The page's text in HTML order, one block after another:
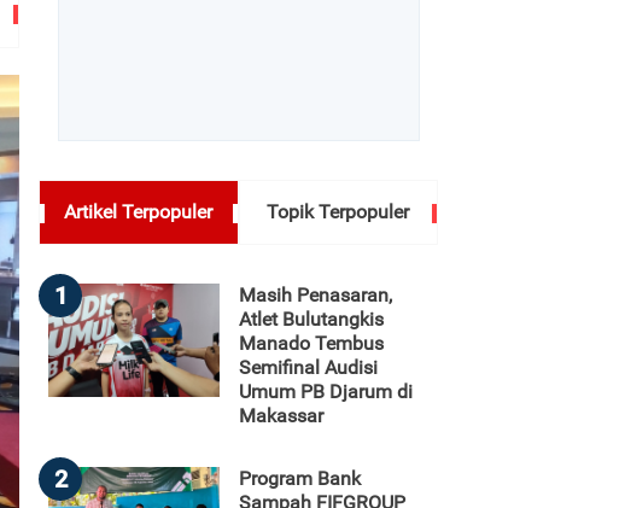
Artikel Terpopuler Topik Terpopuler
1
Masih Penasaran,
Atlet Bulutangkis
Manado Tembus
Semifinal Audisi
Umum PB Djarum di
Makassar
2
Program Bank
Sampah FIFGROUP